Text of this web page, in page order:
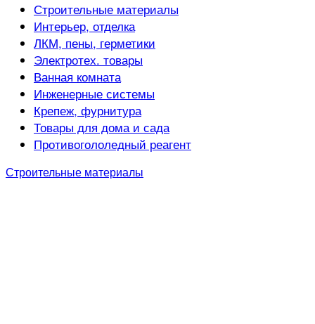
Строительные материалы
Интерьер, отделка
ЛКМ, пены, герметики
Электротех. товары
Ванная комната
Инженерные системы
Крепеж, фурнитура
Товары для дома и сада
Противогололедный реагент
Строительные материалы